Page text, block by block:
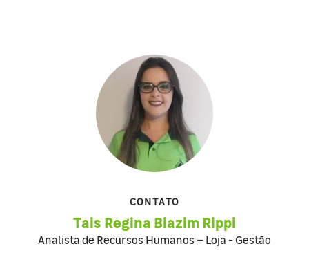
CONTATO
Tais Regina Biazim Rippi
Analista de Recursos Humanos – Loja - Gestão